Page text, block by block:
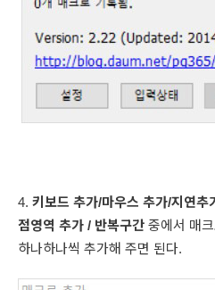
4. 키보드 추가/마우스 추가/지연
점영역 추가 / 반복구간 중에서 매
하나하나씩 추가해 주면 된다.